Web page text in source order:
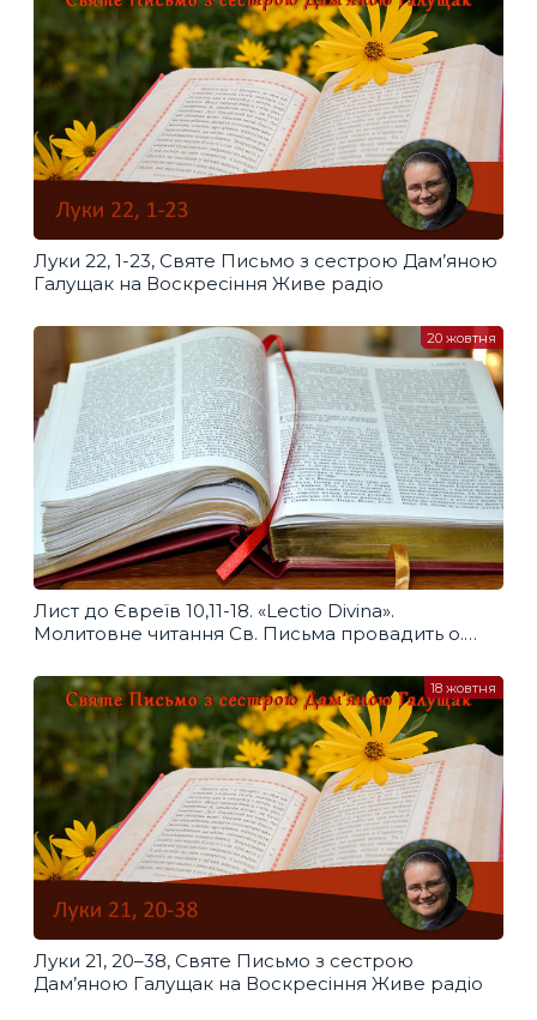
Луки 22, 1-23, Святе Письмо з сестрою Дам’яною
Галущак​ на Воскресіння Живе радіо
Лист до Євреїв 10,11-18. «Lectio Divina».
Молитовне читання Св. Письма провадить о.
20 жовтня
Луки 21, 20–38, Святе Письмо з сестрою
Дам’яною Галущак​ на Воскресіння Живе радіо
18 жовтня